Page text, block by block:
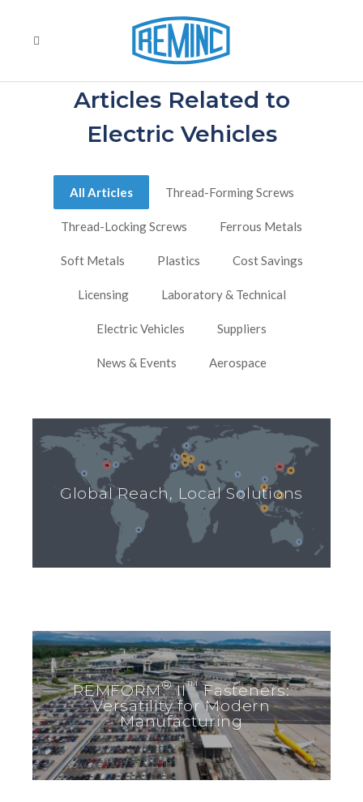
Articles Related to
Electric Vehicles
All Articles Thread-Forming Screws
Thread-Locking Screws Ferrous Metals
Soft Metals Plastics Cost Savings
Licensing Laboratory & Technical
Electric Vehicles Suppliers
News & Events Aerospace
Global Reach, Local Solutions
REMFORM®II™Fasteners:
Versatility for Modern
Manufacturing